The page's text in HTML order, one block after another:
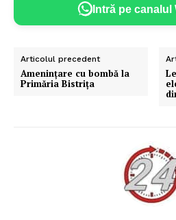
Intră pe
Articolul precedent
Amenințare cu bombă la
Primăria Bistrița